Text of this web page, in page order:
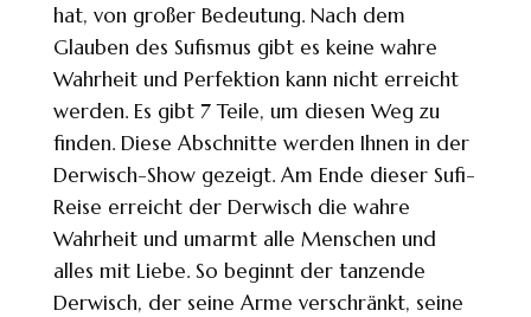
hat, von großer Bedeutung. Nach dem
Glauben des Sufismus gibt es keine wahre
Wahrheit und Perfektion kann nicht erreicht
werden. Es gibt 7 Teile, um diesen Weg zu
finden. Diese Abschnitte werden Ihnen in der
Derwisch-Show gezeigt. Am Ende dieser Sufi-
Reise erreicht der Derwisch die wahre
Wahrheit und umarmt alle Menschen und
alles mit Liebe. So beginnt der tanzende
Derwisch, der seine Arme verschränkt, seine